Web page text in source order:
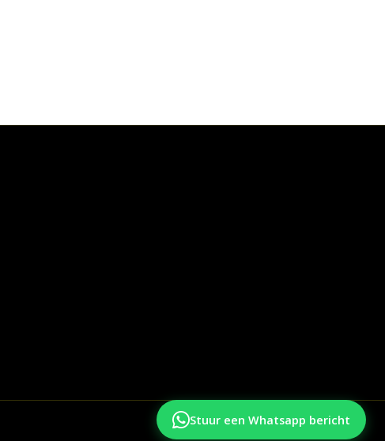
Stuur een Whatsapp bericht